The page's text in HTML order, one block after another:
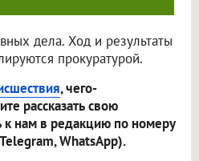
дела. Ход и результаты
прокуратурой.
, чего-
рассказать свою
к нам в редакцию по номеру
WhatsApp).